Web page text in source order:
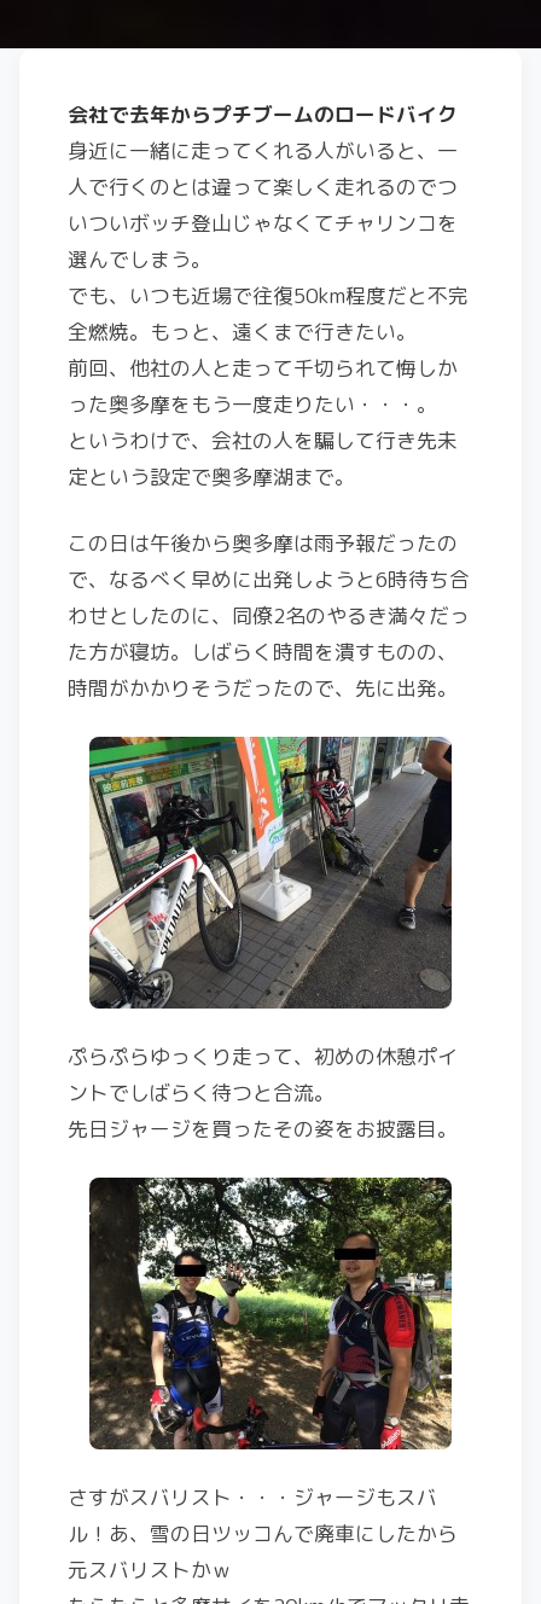
会社で去年からプチブームのロードバイク
身近に一緒に走ってくれる人がいると、一
人で行くのとは違って楽しく走れるのでつ
いついボッチ登山じゃなくてチャリンコを
選んでしまう。
でも、いつも近場で往復50km程度だと不完
全燃焼。もっと、遠くまで行きたい。
前回、他社の人と走って千切られて悔しか
った奥多摩をもう一度走りたい・・・。
というわけで、会社の人を騙して行き先未
定という設定で奥多摩湖まで。
この日は午後から奥多摩は雨予報だったの
で、なるべく早めに出発しようと6時待ち合
わせとしたのに、同僚2名のやるき満々だっ
た方が寝坊。しばらく時間を潰すものの、
時間がかかりそうだったので、先に出発。
ぷらぷらゆっくり走って、初めの休憩ポイ
ントでしばらく待つと合流。
先日ジャージを買ったその姿をお披露目。
さすがスバリスト・・・ジャージもスバ
ル！あ、雪の日ツッコんで廃車にしたから
元スバリストかｗ